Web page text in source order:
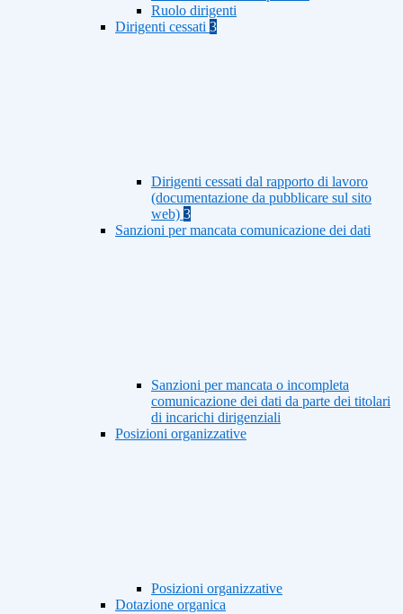
Ruolo dirigenti
Dirigenti cessati 3
Dirigenti cessati dal rapporto di lavoro
(documentazione da pubblicare sul sito
web) 3
Sanzioni per mancata comunicazione dei dati
Sanzioni per mancata o incompleta
comunicazione dei dati da parte dei titolari
di incarichi dirigenziali
Posizioni organizzative
Posizioni organizzative
Dotazione organica